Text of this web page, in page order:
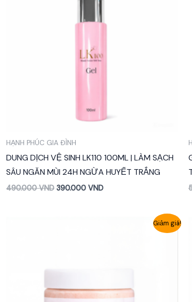
HẠNH PHÚC GIA ĐÌNH
DUNG DỊCH VỆ SINH LK110 100ML | LÀM SẠCH
SÂU NGĂN MÙI 24H NGỪA HUYẾT TRẮNG
490.000VND 390.000VND
Giảm giá!